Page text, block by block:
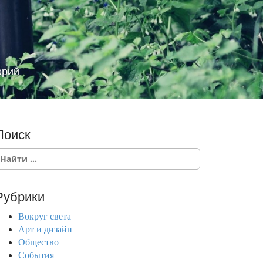
Вокруг света
Арт и дизайн
Общество
События